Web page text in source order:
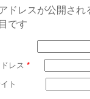
ドレスが公開さ
です
レス *
ト